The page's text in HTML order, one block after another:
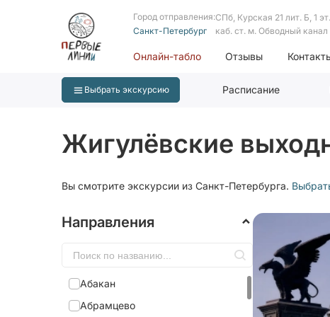
Город отправления:
Санкт-Петербург
СПб, Курская 21 лит. Б, 1
каб. ст. м. Обводный канал
Онлайн-табло Отзывы
Выбрать экскурсию Расписание
Жигулёвские
Вы смотрите экскурсии из Санкт-Петербурга.
Направления
Абакан
Абрамцево